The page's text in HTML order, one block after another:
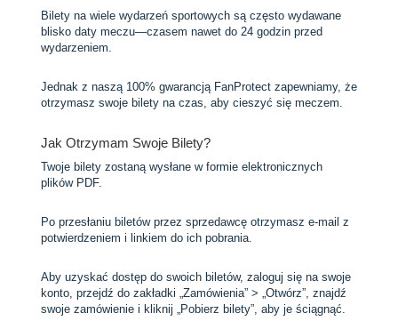
Bilety na wiele wydarzeń sportowych są często wydawane
blisko daty meczu—czasem nawet do 24 godzin przed
wydarzeniem.
Jednak z naszą 100% gwarancją FanProtect zapewniamy, że
otrzymasz swoje bilety na czas, aby cieszyć się meczem.
Jak Otrzymam Swoje Bilety?
Twoje bilety zostaną wysłane w formie elektronicznych
plików PDF.
Po przesłaniu biletów przez sprzedawcę otrzymasz e-mail z
potwierdzeniem i linkiem do ich pobrania.
Aby uzyskać dostęp do swoich biletów, zaloguj się na swoje
konto, przejdź do zakładki „Zamówienia” > „Otwórz”, znajdź
swoje zamówienie i kliknij „Pobierz bilety”, aby je ściągnąć.